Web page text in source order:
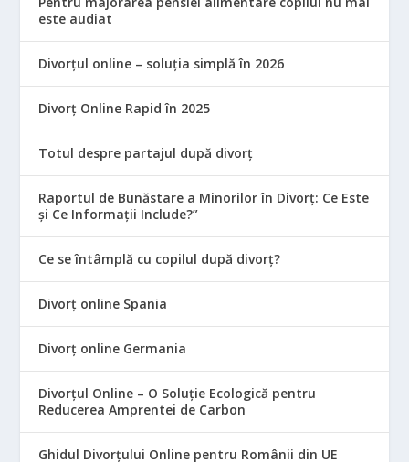
este audiat
Divorțul online – soluția simplă în 2026
Divorț Online Rapid în 2025
Totul despre partajul după divorț
Raportul de Bunăstare a Minorilor în Divorț: Ce Este
și Ce Informații Include?”
Ce se întâmplă cu copilul după divorț?
Divorț online Spania
Divorț online Germania
Divorțul Online – O Soluție Ecologică pentru
Reducerea Amprentei de Carbon
Ghidul Divorțului Online pentru Românii din UE